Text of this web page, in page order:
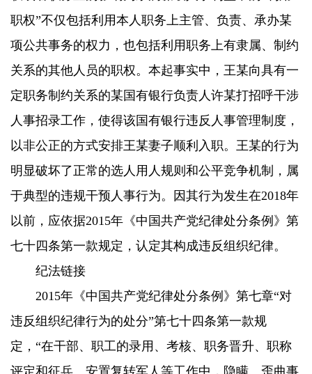
职权”不仅包括利用本人职务上主管、负责、承办某
项公共事务的权力，也包括利用职务上有隶属、制约
关系的其他人员的职权。本起事实中，王某向具有一
定职务制约关系的某国有银行负责人许某打招呼干涉
人事招录工作，使得该国有银行违反人事管理制度，
以非公正的方式安排王某妻子顺利入职。王某的行为
明显破坏了正常的选人用人规则和公平竞争机制，属
于典型的违规干预人事行为。因其行为发生在2018年
以前，应依据2015年《中国共产党纪律处分条例》第
七十四条第一款规定，认定其构成违反组织纪律。
纪法链接
2015年《中国共产党纪律处分条例》第七章“对
违反组织纪律行为的处分”第七十四条第一款规
定，“在干部、职工的录用、考核、职务晋升、职称
评定和征兵、安置复转军人等工作中，隐瞒、歪曲事